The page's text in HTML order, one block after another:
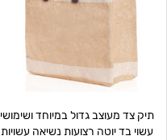
תיק צד מעוצב גדול במיוחד ושימושי
עשוי בד יוטה רצועות נשיאה עשויות